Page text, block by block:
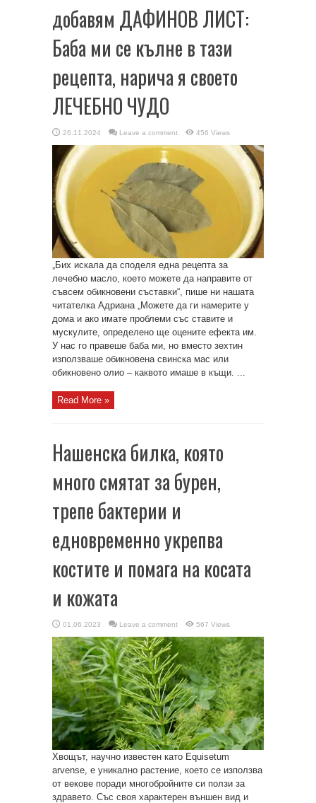
добавям ДАФИНОВ ЛИСТ:
Баба ми се кълне в тази
рецепта, нарича я своето
ЛЕЧЕБНО ЧУДО
26.11.2024 Leave a comment 456 Views
„Бих искала да споделя една рецепта за
лечебно масло, което можете да направите от
съвсем обикновени съставки“, пише ни нашата
читателка Адриана „Можете да ги намерите у
дома и ако имате проблеми със ставите и
мускулите, определено ще оцените ефекта им.
У нас го правеше баба ми, но вместо зехтин
използваше обикновена свинска мас или
обикновено олио – каквото имаше в къщи. ...
Read More »
Нашенска билка, която
много смятат за бурен,
трепе бактерии и
едновременно укрепва
костите и помага на косата
и кожата
01.06.2023 Leave a comment 567 Views
Хвощът, научно известен като Equisetum
arvense, е уникално растение, което се използва
от векове поради многобройните си ползи за
здравето. Със своя характерен външен вид и